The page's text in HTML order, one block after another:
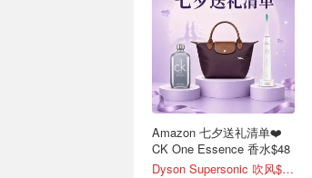
Amazon 七夕送礼清单❤️
CK One Essence 香水$48
Dyson Supersonic 吹风$548